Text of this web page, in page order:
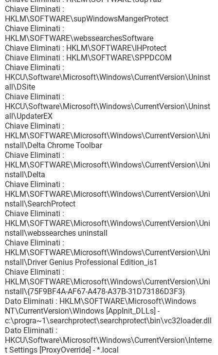
Chiave Eliminati :
HKLM\SOFTWARE\supWindowsMangerProtect
Chiave Eliminati :
HKLM\SOFTWARE\webssearchesSoftware
Chiave Eliminati : HKLM\SOFTWARE\IHProtect
Chiave Eliminati : HKLM\SOFTWARE\SPPDCOM
Chiave Eliminati :
HKCU\Software\Microsoft\Windows\CurrentVersion\Uninst
all\DSite
Chiave Eliminati :
HKCU\Software\Microsoft\Windows\CurrentVersion\Uninst
all\UpdaterEX
Chiave Eliminati :
HKLM\SOFTWARE\Microsoft\Windows\CurrentVersion\Uni
nstall\Delta Chrome Toolbar
Chiave Eliminati :
HKLM\SOFTWARE\Microsoft\Windows\CurrentVersion\Uni
nstall\Delta
Chiave Eliminati :
HKLM\SOFTWARE\Microsoft\Windows\CurrentVersion\Uni
nstall\SearchProtect
Chiave Eliminati :
HKLM\SOFTWARE\Microsoft\Windows\CurrentVersion\Uni
nstall\webssearches uninstall
Chiave Eliminati :
HKLM\SOFTWARE\Microsoft\Windows\CurrentVersion\Uni
nstall\Driver Genius Professional Edition_is1
Chiave Eliminati :
HKLM\SOFTWARE\Microsoft\Windows\CurrentVersion\Uni
nstall\{75F9BF4A-AF67-A478-A37B-31D73186D3F3}
Dato Eliminati : HKLM\SOFTWARE\Microsoft\Windows
NT\CurrentVersion\Windows [AppInit_DLLs] -
c:\progra~1\searchprotect\searchprotect\bin\vc32loader.dll
Dato Eliminati :
HKCU\Software\Microsoft\Windows\CurrentVersion\Interne
t Settings [ProxyOverride] - *.local